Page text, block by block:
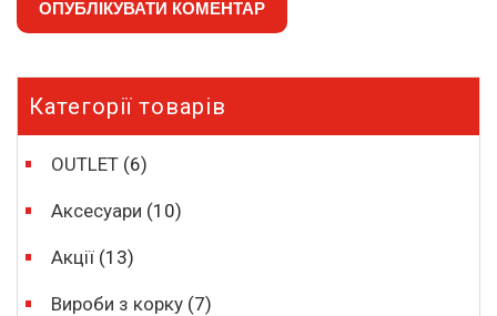
Категорії товарів
OUTLET (6)
Аксесуари (10)
Акції (13)
Вироби з корку (7)